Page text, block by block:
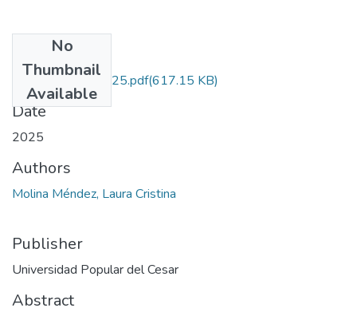
No
Thumbnail
Available
MolinaMendez.2025.pdf(617.15 KB)
Date
2025
Authors
Molina Méndez, Laura Cristina
Publisher
Universidad Popular del Cesar
Abstract